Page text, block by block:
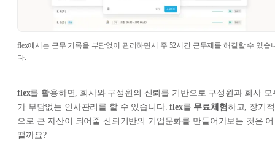
flex에서는 근무 기록을 부담없이 관리하면서 주 52시간 근무제를 해결할 수 있습
다.
flex를 활용하면, 회사와 구성원의 신뢰를 기반으로 구성원과 회사 모
가 부담없는 인사관리를 할 수 있습니다.flex를 무료체험 하고, 장기적
으로 큰 자산이 되어줄 신뢰기반의 기업문화를 만들어가보는 것은 어
떨까요?